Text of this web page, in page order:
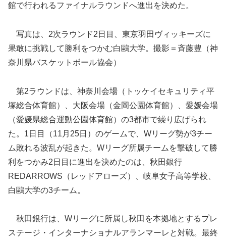
館で行われるファイナルラウンドへ進出を決めた。
写真は、2次ラウンド2日目、東京羽田ヴィッキーズに
果敢に挑戦して勝利をつかむ白鷗大学。撮影＝斉藤豊（神
奈川県バスケットボール協会）
第2ラウンドは、神奈川会場（トッケイセキュリティ平
塚総合体育館）、大阪会場（金岡公園体育館）、愛媛会場
（愛媛県総合運動公園体育館）の3都市で繰り広げられ
た。1日目（11月25日）のゲームで、Wリーグ勢が3チー
ム敗れる波乱が起きた。Wリーグ所属チームを撃破して勝
利をつかみ2日目に進出を決めたのは、秋田銀行
REDARROWS（レッドアローズ）、岐阜女子高等学校、
白鷗大学の3チーム。
秋田銀行は、Wリーグに所属し秋田を本拠地とするプレ
ステージ・インターナショナルアランマーレと対戦。最終